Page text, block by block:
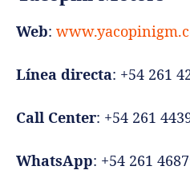
Web:
Línea directa: +54 261
Call Center: +54 261
WhatsApp: +54 261